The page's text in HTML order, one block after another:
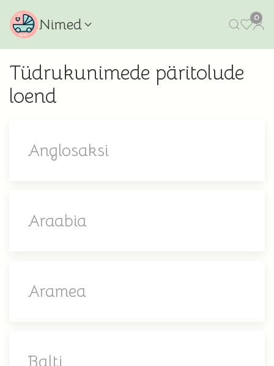
Nimed 0
Tüdrukunimede päritolude
loend
Anglosaksi
Araabia
Aramea
Balti